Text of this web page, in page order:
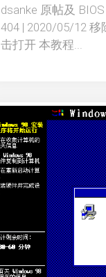
dsanke 原帖及
404 | 2020/05/12
击打开 本教程...